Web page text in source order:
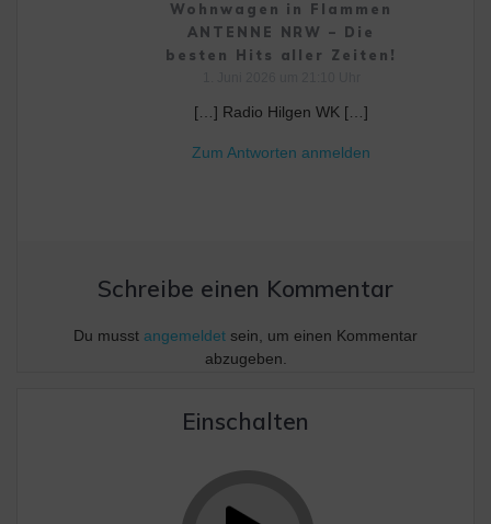
Wohnwagen in Flammen
ANTENNE NRW – Die
besten Hits aller Zeiten!
[…] Radio Hilgen WK […]
Zum Antworten anmelden
Schreibe einen Kommentar
Du musst angemeldet sein, um einen Kommentar
abzugeben.
Einschalten